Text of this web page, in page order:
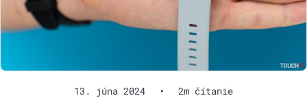
13. júna 2024 •
2m čítanie